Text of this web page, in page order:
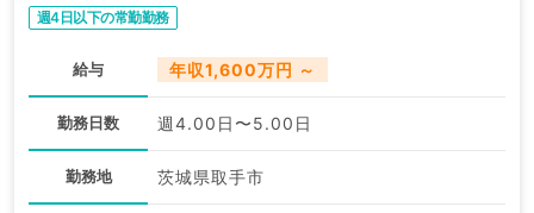
週4日以下の常勤勤務
給与 年収1,600万円 ～
勤務日数 週4.00日〜5.00日
勤務地 茨城県取手市